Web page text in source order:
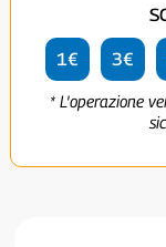
1€ 3€
* L'operazione